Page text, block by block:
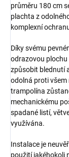
průměru 180 cm
plachta z
komplexní
Díky svému
odrazovou plochu
způsobit blednutí
odolná proti všem
trampolína
mechanickému
spadané listí,
využívána.
Instalace je
použití jakéhokoli